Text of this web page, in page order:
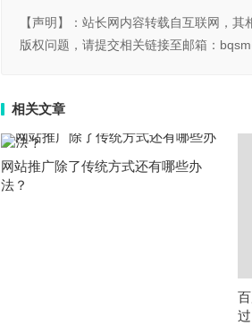
【声明】：站长网内容转载自互联网，
版权问题，请提交相关链接至邮箱：
相关文章
网站推广除了传统方式还有哪些办
法？
过